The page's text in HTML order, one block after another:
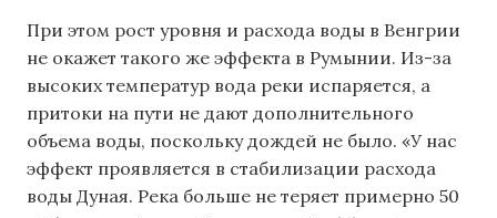
При этом рост уровня и расхода воды в Венгрии
не окажет такого же эффекта в Румынии. Из-за
высоких температур вода реки испаряется, а
притоки на пути не дают дополнительного
объема воды, поскольку дождей не было. «У нас
эффект проявляется в стабилизации расхода
воды Дуная. Река больше не теряет примерно 50